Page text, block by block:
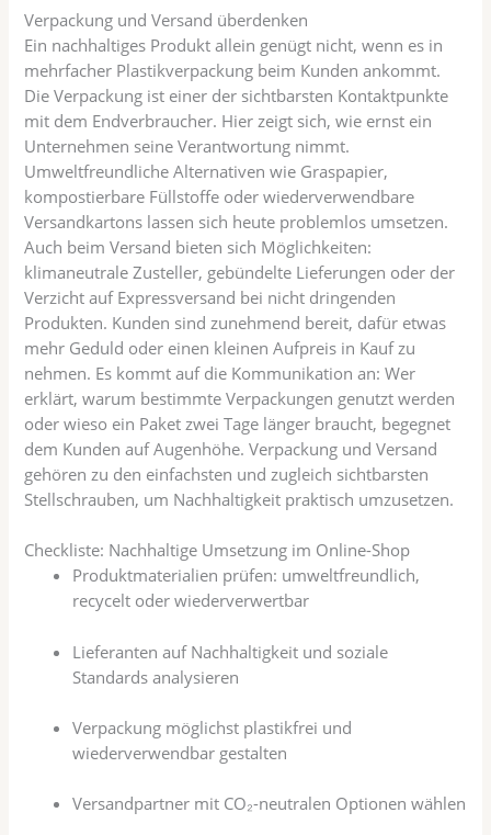
Verpackung und Versand überdenken
Ein nachhaltiges Produkt allein genügt nicht, wenn es in
mehrfacher Plastikverpackung beim Kunden ankommt.
Die Verpackung ist einer der sichtbarsten Kontaktpunkte
mit dem Endverbraucher. Hier zeigt sich, wie ernst ein
Unternehmen seine Verantwortung nimmt.
Umweltfreundliche Alternativen wie Graspapier,
kompostierbare Füllstoffe oder wiederverwendbare
Versandkartons lassen sich heute problemlos umsetzen.
Auch beim Versand bieten sich Möglichkeiten:
klimaneutrale Zusteller, gebündelte Lieferungen oder der
Verzicht auf Expressversand bei nicht dringenden
Produkten. Kunden sind zunehmend bereit, dafür etwas
mehr Geduld oder einen kleinen Aufpreis in Kauf zu
nehmen. Es kommt auf die Kommunikation an: Wer
erklärt, warum bestimmte Verpackungen genutzt werden
oder wieso ein Paket zwei Tage länger braucht, begegnet
dem Kunden auf Augenhöhe. Verpackung und Versand
gehören zu den einfachsten und zugleich sichtbarsten
Stellschrauben, um Nachhaltigkeit praktisch umzusetzen.
Checkliste: Nachhaltige Umsetzung im Online-Shop
Produktmaterialien prüfen: umweltfreundlich,
recycelt oder wiederverwertbar
Lieferanten auf Nachhaltigkeit und soziale
Standards analysieren
Verpackung möglichst plastikfrei und
wiederverwendbar gestalten
Versandpartner mit CO₂-neutralen Optionen wählen